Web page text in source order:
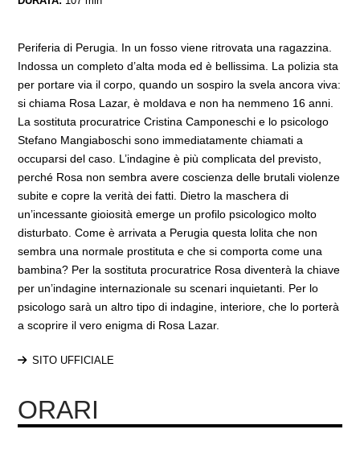
Periferia di Perugia. In un fosso viene ritrovata una ragazzina.
Indossa un completo d’alta moda ed è bellissima. La polizia sta
per portare via il corpo, quando un sospiro la svela ancora viva:
si chiama Rosa Lazar, è moldava e non ha nemmeno 16 anni.
La sostituta procuratrice Cristina Camponeschi e lo psicologo
Stefano Mangiaboschi sono immediatamente chiamati a
occuparsi del caso. L’indagine è più complicata del previsto,
perché Rosa non sembra avere coscienza delle brutali violenze
subite e copre la verità dei fatti. Dietro la maschera di
un’incessante gioiosità emerge un profilo psicologico molto
disturbato. Come è arrivata a Perugia questa lolita che non
sembra una normale prostituta e che si comporta come una
bambina? Per la sostituta procuratrice Rosa diventerà la chiave
per un’indagine internazionale su scenari inquietanti. Per lo
psicologo sarà un altro tipo di indagine, interiore, che lo porterà
a scoprire il vero enigma di Rosa Lazar.
SITO UFFICIALE
ORARI